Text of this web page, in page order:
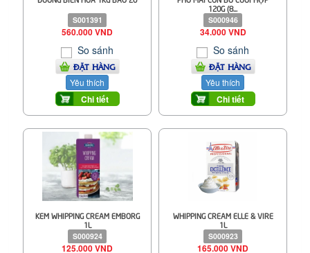
S001391
560.000 VND
So sánh
ĐẶT HÀNG
Yêu thích
Chi tiết
120G (8...
S000946
34.000 VND
So sánh
ĐẶT HÀNG
Yêu thích
Chi tiết
KEM WHIPPING CREAM EMBORG
1L
S000924
125.000 VND
WHIPPING CREAM ELLE & VIRE
1L
S000923
165.000 VND